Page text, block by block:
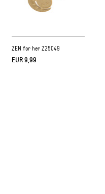
ZEN for her Z25049
EUR 9,99